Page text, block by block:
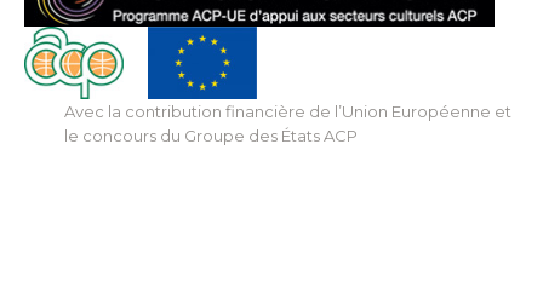
Avec la contribution financière de l’Union Européenne et
le concours du Groupe des États ACP